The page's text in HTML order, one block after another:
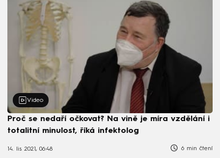
Video
Proč se nedaří očkovat? Na vině je míra vzdělání i
totalitní minulost, říká infektolog
14. lis 2021, 06:48 6 min čtení